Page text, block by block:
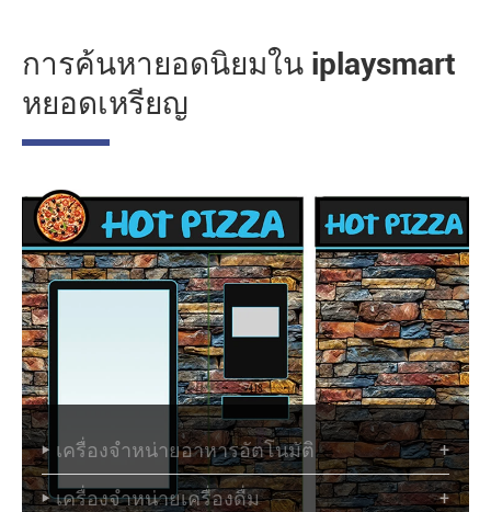
การค้นหายอดนิยมใน iplaysmart
หยอดเหรียญ
 เครื่องจำหน่ายอาหารอัตโนมัติ +
 เครื่องจำหน่ายเครื่องดื่ม +